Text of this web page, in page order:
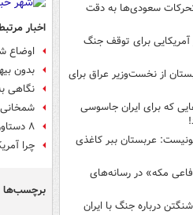
سعودی‌ها به دقت
سناتور آمریکایی برای توقف جنگ
از نخست‌وزیر عراق برای
که برای ایران جاسوسی
عربستان ببر کاغذی
مکه» در رسانه‌های
درباره جنگ با ایران
اخبار
اوضاع
بدون
نگاهی
۸ دستاورد موشکی در سال ۱۴۰۲/ جهش بزرگ موشکی ایران با «هایپرسونیک۲»
چرا
برچسب‌ها